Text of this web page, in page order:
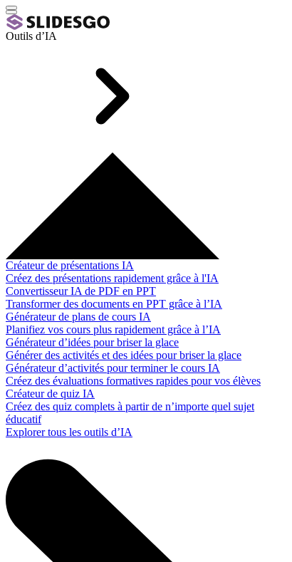
Outils d’IA
Créateur de présentations IA
Créez des présentations rapidement grâce à l'IA
Convertisseur IA de PDF en PPT
Transformer des documents en PPT grâce à l’IA
Générateur de plans de cours IA
Planifiez vos cours plus rapidement grâce à l’IA
Générateur d’idées pour briser la glace
Générer des activités et des idées pour briser la glace
Générateur d’activités pour terminer le cours IA
Créez des évaluations formatives rapides pour vos élèves
Créateur de quiz IA
Créez des quiz complets à partir de n’importe quel sujet
éducatif
Explorer tous les outils d’IA